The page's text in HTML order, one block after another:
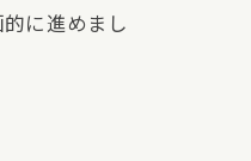
に進めまし